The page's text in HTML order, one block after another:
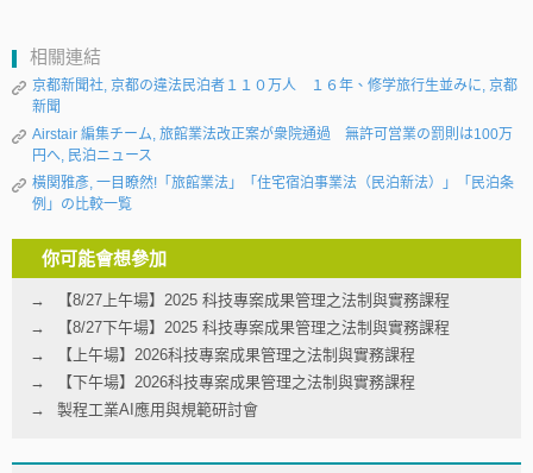
相關連結
京都新聞社, 京都の違法民泊者１１０万人 １６年、修学旅行生並みに, 京都
新聞
Airstair 編集チーム, 旅館業法改正案が衆院通過 無許可営業の罰則は100万
円へ, 民泊ニュース
橫関雅彥, 一目瞭然!「旅館業法」「住宅宿泊事業法（民泊新法）」「民泊条
例」の比較一覧
你可能會想參加
【8/27上午場】2025 科技專案成果管理之法制與實務課程
【8/27下午場】2025 科技專案成果管理之法制與實務課程
【上午場】2026科技專案成果管理之法制與實務課程
【下午場】2026科技專案成果管理之法制與實務課程
製程工業AI應用與規範研討會